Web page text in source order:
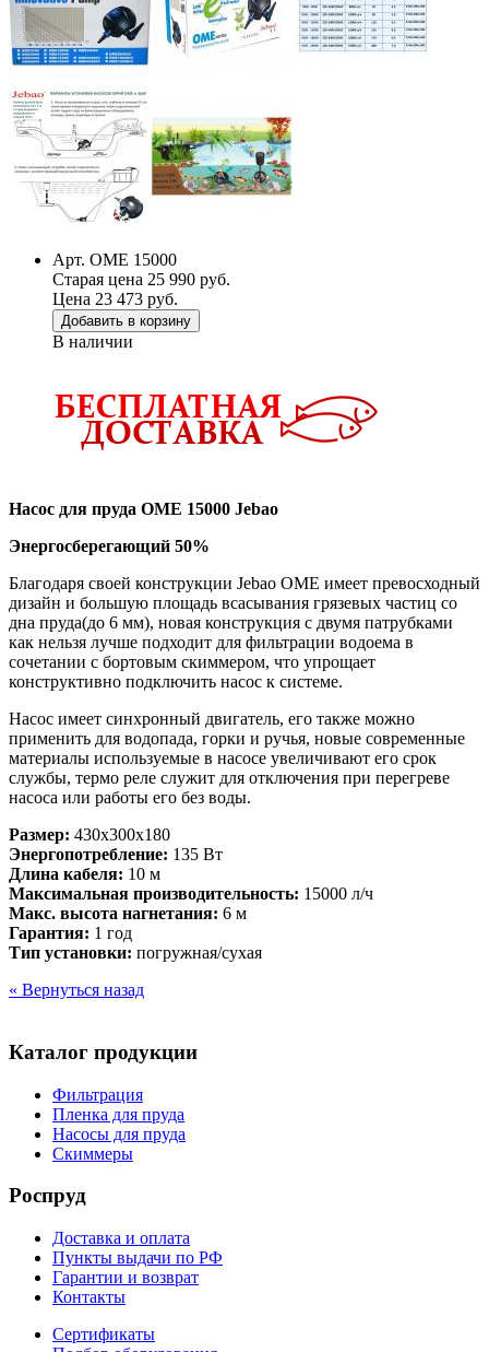
Арт. OME 15000
Старая цена 25 990 руб.
Цена 23 473 руб.
Добавить в корзину
В наличии
Насос для пруда OME 15000 Jebao
Энергосберегающий 50%
Благодаря своей конструкции Jebao OME имеет превосходный
дизайн и большую площадь всасывания грязевых частиц со
дна пруда(до 6 мм), новая конструкция с двумя патрубками
как нельзя лучше подходит для фильтрации водоема в
сочетании с бортовым скиммером, что упрощает
конструктивно подключить насос к системе.
Насос имеет синхронный двигатель, его также можно
применить для водопада, горки и ручья, новые современные
материалы используемые в насосе увеличивают его срок
службы, термо реле служит для отключения при перегреве
насоса или работы его без воды.
Размер: 430x300x180
Энергопотребление: 135 Вт
Длина кабеля: 10 м
Максимальная производительность: 15000 л/ч
Макс. высота нагнетания: 6 м
Гарантия: 1 год
Тип установки: погружная/сухая
« Вернуться назад
Каталог продукции
Фильтрация
Пленка для пруда
Насосы для пруда
Скиммеры
Роспруд
Доставка и оплата
Пункты выдачи по РФ
Гарантии и возврат
Контакты
Сертификаты